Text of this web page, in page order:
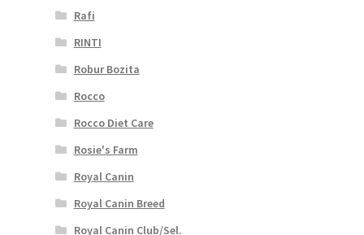
Rafi
RINTI
Robur Bozita
Rocco
Rocco Diet Care
Rosie's Farm
Royal Canin
Royal Canin Breed
Royal Canin Club/Sel.